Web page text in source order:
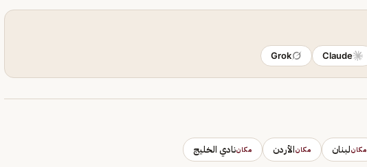
Claude
Grok
مكانلبنان مكانالأردن مكاننادي الخليج